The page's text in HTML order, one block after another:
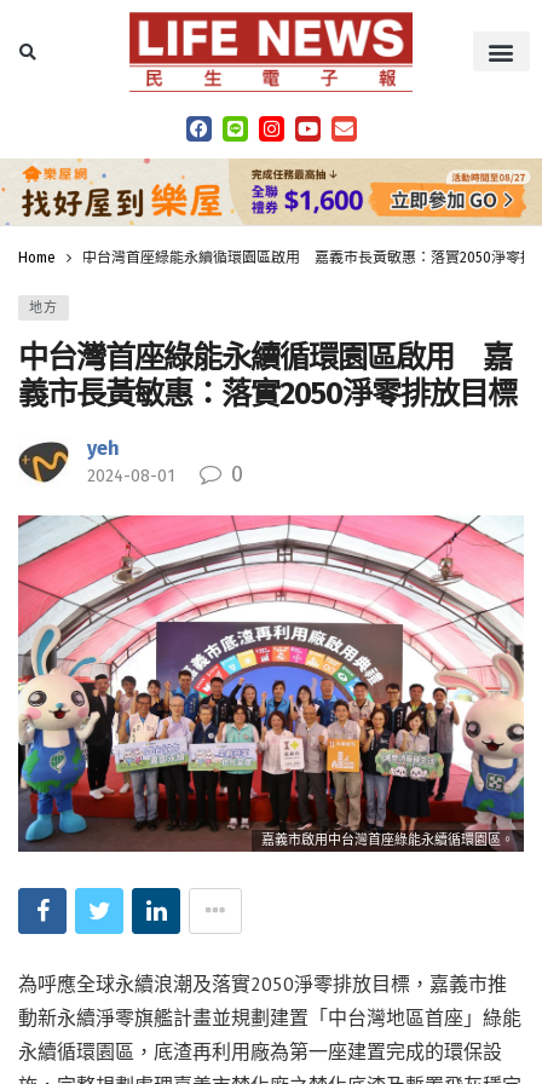
Home 中台灣首座綠能永續循環園區啟用 嘉義市長黃敏惠：落實2050淨零排
地方
中台灣首座綠能永續循環園區啟用 嘉
義市長黃敏惠：落實2050淨零排放目標
yeh
2024-08-01 0
嘉義市啟用中台灣首座綠能永續循環園區。
為呼應全球永續浪潮及落實2050淨零排放目標，嘉義市推
動新永續淨零旗艦計畫並規劃建置「中台灣地區首座」綠能
永續循環園區，底渣再利用廠為第一座建置完成的環保設